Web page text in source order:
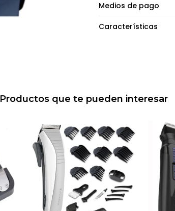
Medios de pago
Características
Productos que te pueden interesar